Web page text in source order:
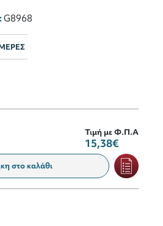
G8968
Τιμή με Φ.Π.Α
15,38€
στο καλάθι